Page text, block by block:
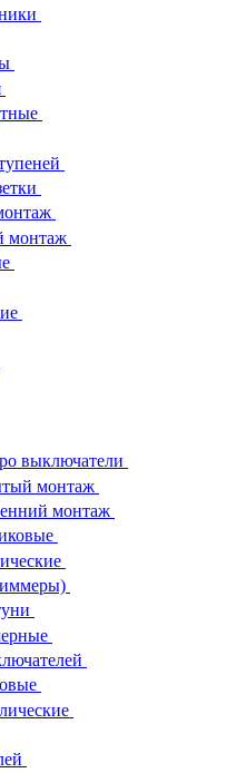
монтаж
выключатели
монтаж
монтаж